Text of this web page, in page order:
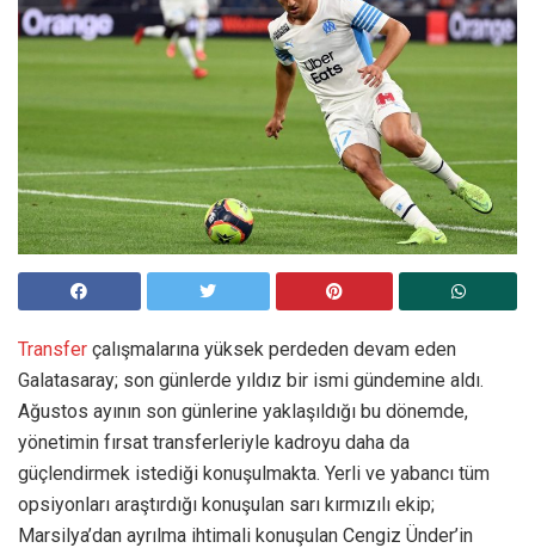
Transfer çalışmalarına yüksek perdeden devam eden
Galatasaray; son günlerde yıldız bir ismi gündemine aldı.
Ağustos ayının son günlerine yaklaşıldığı bu dönemde,
yönetimin fırsat transferleriyle kadroyu daha da
güçlendirmek istediği konuşulmakta. Yerli ve yabancı tüm
opsiyonları araştırdığı konuşulan sarı kırmızılı ekip;
Marsilya’dan ayrılma ihtimali konuşulan Cengiz Ünder’in